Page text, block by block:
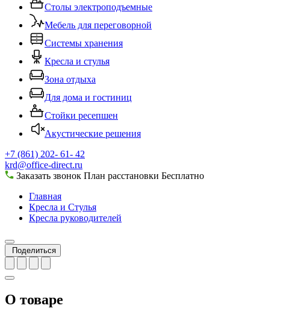
Столы электроподъемные
Мебель для переговорной
Системы хранения
Кресла и стулья
Зона отдыха
Для дома и гостиниц
Стойки ресепшен
Акустические решения
+7 (861) 202- 61- 42
krd@office-direct.ru
Заказать звонок План расстановки Бесплатно
Главная
Кресла и Стулья
Кресла руководителей
Поделиться
О товаре